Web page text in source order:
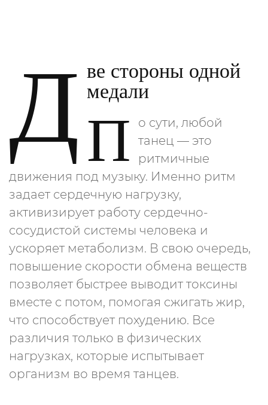
Д ве стороны одной
медали
П
о сути, любой
танец — это
ритмичные
движения под музыку. Именно ритм
задает сердечную нагрузку,
активизирует работу сердечно-
сосудистой системы человека и
ускоряет метаболизм. В свою очередь,
повышение скорости обмена веществ
позволяет быстрее выводит токсины
вместе с потом, помогая сжигать жир,
что способствует похудению. Все
различия только в физических
нагрузках, которые испытывает
организм во время танцев.